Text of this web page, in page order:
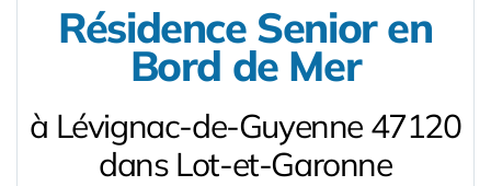
Résidence Senior en
Bord de Mer
à Lévignac-de-Guyenne 47120
dans Lot-et-Garonne